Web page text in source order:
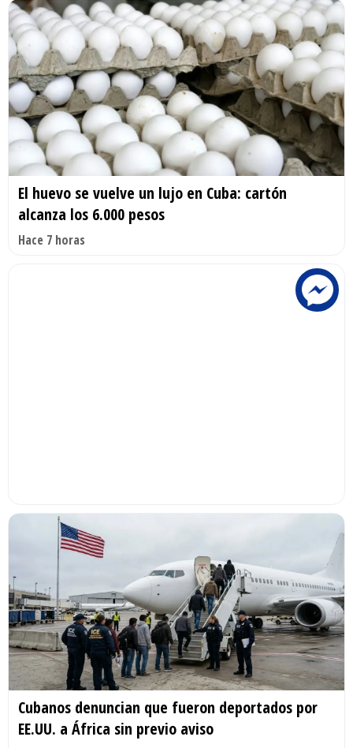
El huevo se vuelve un lujo en Cuba: cartón
alcanza los 6.000 pesos
Hace 7 horas
Cubanos denuncian que fueron deportados por
EE.UU. a África sin previo aviso